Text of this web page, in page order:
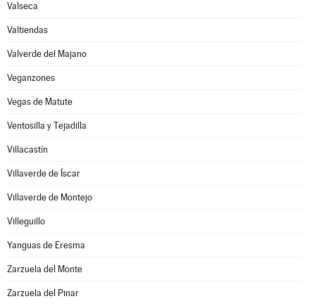
Valseca
Valtiendas
Valverde del Majano
Veganzones
Vegas de Matute
Ventosilla y Tejadilla
Villacastín
Villaverde de Íscar
Villaverde de Montejo
Villeguillo
Yanguas de Eresma
Zarzuela del Monte
Zarzuela del Pinar